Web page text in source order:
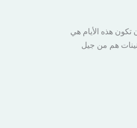
تكون هذه الأيام هي
هم من جيل